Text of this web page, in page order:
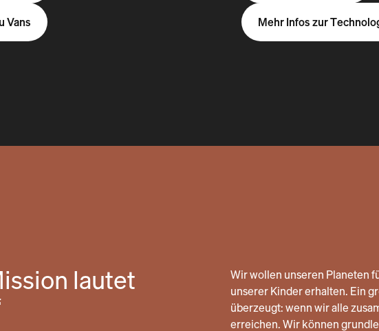
Vans Mehr Infos zur
lautet
Wir wollen unseren Planeten
unserer Kinder erhalten. Ein
überzeugt: wenn wir alle
erreichen. Wir können